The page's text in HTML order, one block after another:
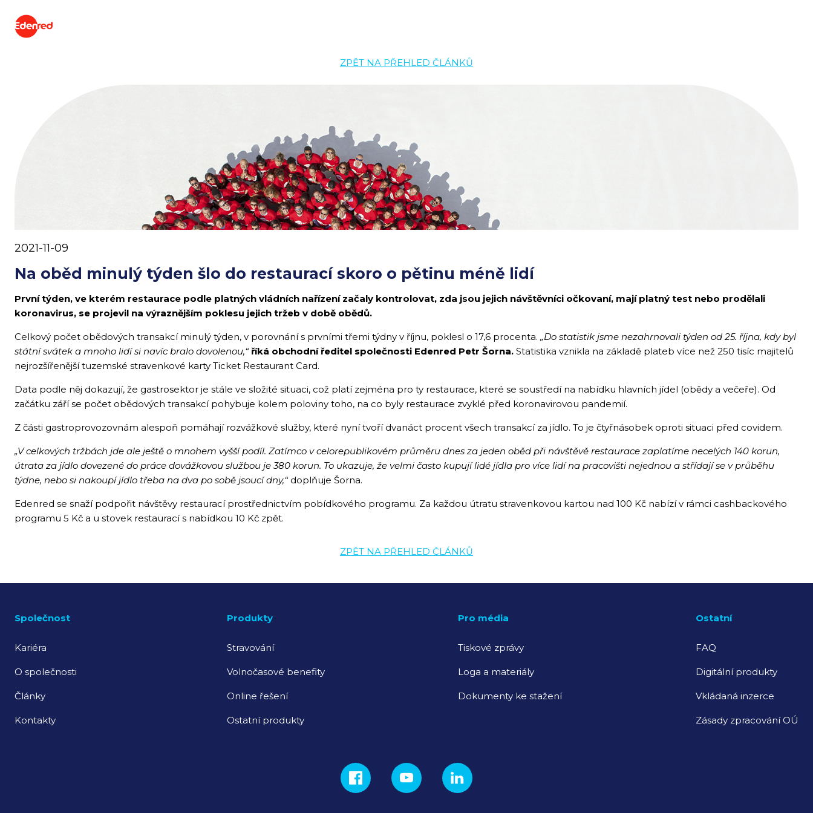
ZPĚT NA PŘEHLED ČLÁNKŮ
2021-11-09
Na oběd minulý týden šlo do restaurací skoro o pětinu méně lidí
První týden, ve kterém restaurace podle platných vládních nařízení začaly kontrolovat, zda jsou jejich návštěvníci očkovaní, mají platný test nebo prodělali
koronavirus, se projevil na výraznějším poklesu jejich tržeb v době obědů.
Celkový počet obědových transakcí minulý týden, v porovnání s prvními třemi týdny v říjnu, poklesl o 17,6 procenta. „Do statistik jsme nezahrnovali týden od 25. října, kdy byl
státní svátek a mnoho lidí si navíc bralo dovolenou,“ říká obchodní ředitel společnosti Edenred Petr Šorna. Statistika vznikla na základě plateb více než 250 tisíc majitelů
nejrozšířenější tuzemské stravenkové karty Ticket Restaurant Card.
Data podle něj dokazují, že gastrosektor je stále ve složité situaci, což platí zejména pro ty restaurace, které se soustředí na nabídku hlavních jídel (obědy a večeře). Od
začátku září se počet obědových transakcí pohybuje kolem poloviny toho, na co byly restaurace zvyklé před koronavirovou pandemií.
Z části gastroprovozovnám alespoň pomáhají rozvážkové služby, které nyní tvoří dvanáct procent všech transakcí za jídlo. To je čtyřnásobek oproti situaci před covidem.
„V celkových tržbách jde ale ještě o mnohem vyšší podíl. Zatímco v celorepublikovém průměru dnes za jeden oběd při návštěvě restaurace zaplatíme necelých 140 korun,
útrata za jídlo dovezené do práce dovážkovou službou je 380 korun. To ukazuje, že velmi často kupují lidé jídla pro více lidí na pracovišti nejednou a střídají se v průběhu
týdne, nebo si nakoupí jídlo třeba na dva po sobě jsoucí dny,“doplňuje Šorna.
Edenred se snaží podpořit návštěvy restaurací prostřednictvím pobídkového programu. Za každou útratu stravenkovou kartou nad 100 Kč nabízí v rámci cashbackového
programu 5 Kč a u stovek restaurací s nabídkou 10 Kč zpět.
ZPĚT NA PŘEHLED ČLÁNKŮ
Společnost
Kariéra
O společnosti
Články
Kontakty
Produkty
Stravování
Volnočasové benefity
Online řešení
Ostatní produkty
Pro média
Tiskové zprávy
Loga a materiály
Dokumenty ke stažení
Ostatní
FAQ
Digitální produkty
Vkládaná inzerce
Zásady zpracování OÚ